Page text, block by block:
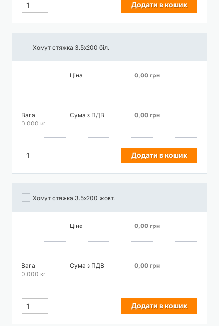
Додати в кошик
Хомут стяжка 3.5х200 біл.
Ціна 0,00 грн
Вага
0.000 кг
Сума з ПДВ 0,00 грн
Додати в кошик
Хомут стяжка 3.5х200 жовт.
Ціна 0,00 грн
Вага
0.000 кг
Сума з ПДВ 0,00 грн
Додати в кошик